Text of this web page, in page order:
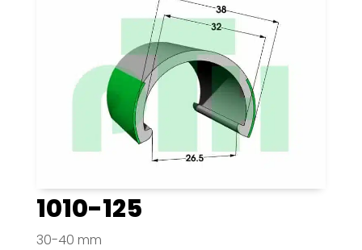
1010-125
30-40 mm